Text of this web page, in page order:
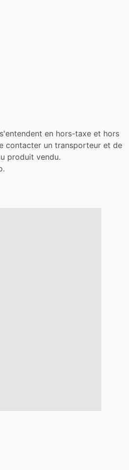
s'entendent en hors-taxe et hors
contacter un transporteur et de
produit vendu.